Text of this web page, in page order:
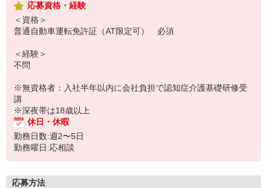
応募資格・経験
＜資格＞
普通自動車運転免許証（AT限定可） 必須
＜経験＞
不問
※無資格者：入社半年以内に会社負担で認知症介護基礎研修受
講
※深夜帯は18歳以上
休日・休暇
勤務日数:週2〜5日
勤務曜日:応相談
応募方法